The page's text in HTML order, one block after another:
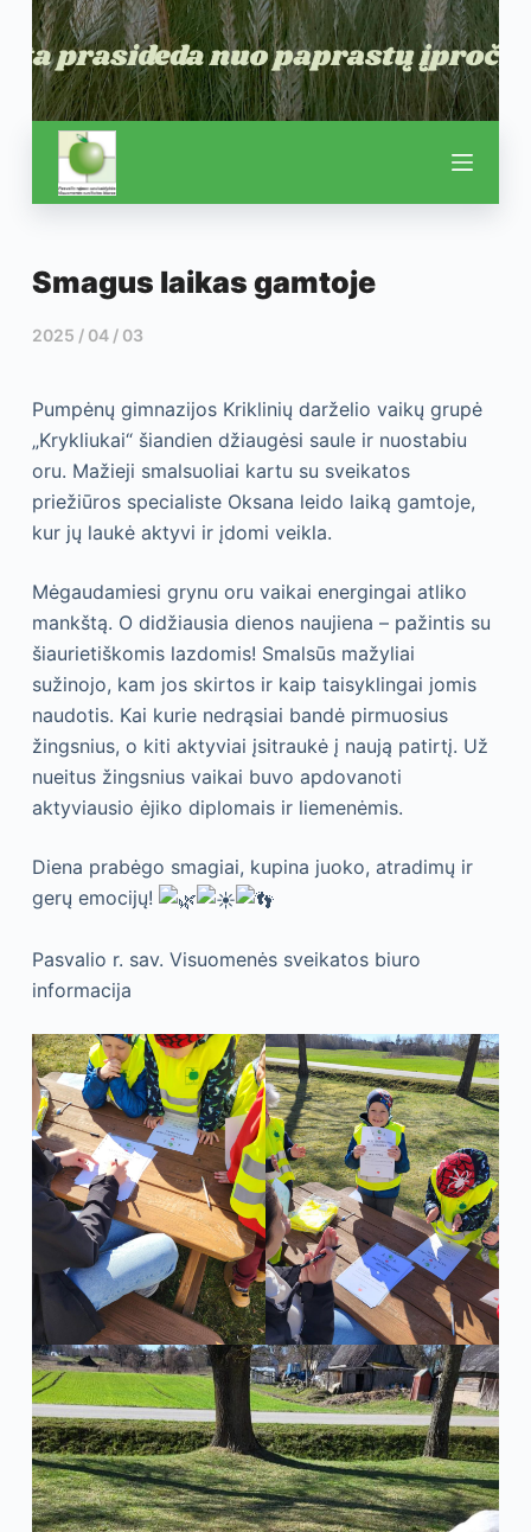
Smagus laikas gamtoje
2025 / 04 / 03
Pumpėnų gimnazijos Kriklinių darželio vaikų grupė
„Krykliukai“ šiandien džiaugėsi saule ir nuostabiu
oru. Mažieji smalsuoliai kartu su sveikatos
priežiūros specialiste Oksana leido laiką gamtoje,
kur jų laukė aktyvi ir įdomi veikla.
Mėgaudamiesi grynu oru vaikai energingai atliko
mankštą. O didžiausia dienos naujiena – pažintis su
šiaurietiškomis lazdomis! Smalsūs mažyliai
sužinojo, kam jos skirtos ir kaip taisyklingai jomis
naudotis. Kai kurie nedrąsiai bandė pirmuosius
žingsnius, o kiti aktyviai įsitraukė į naują patirtį. Už
nueitus žingsnius vaikai buvo apdovanoti
aktyviausio ėjiko diplomais ir liemenėmis.
Diena prabėgo smagiai, kupina juoko, atradimų ir
gerų emocijų!
Pasvalio r. sav. Visuomenės sveikatos biuro
informacija